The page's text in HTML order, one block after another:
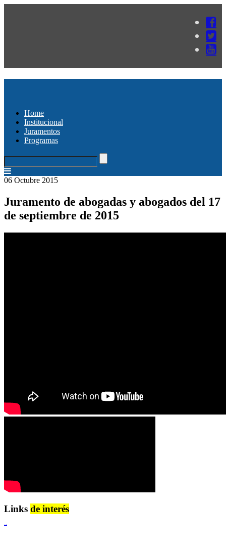
Home
Institucional
Juramentos
Programas
06 Octubre 2015
Juramento de abogadas y abogados del 17
de septiembre de 2015
Links de interés